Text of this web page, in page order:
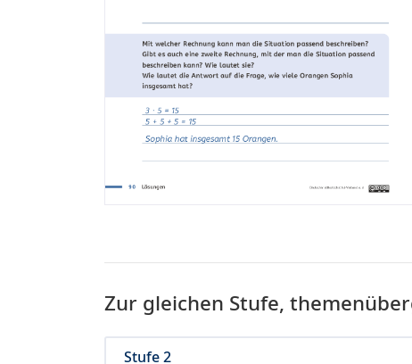
Zur gleichen Stufe,
Stufe 2